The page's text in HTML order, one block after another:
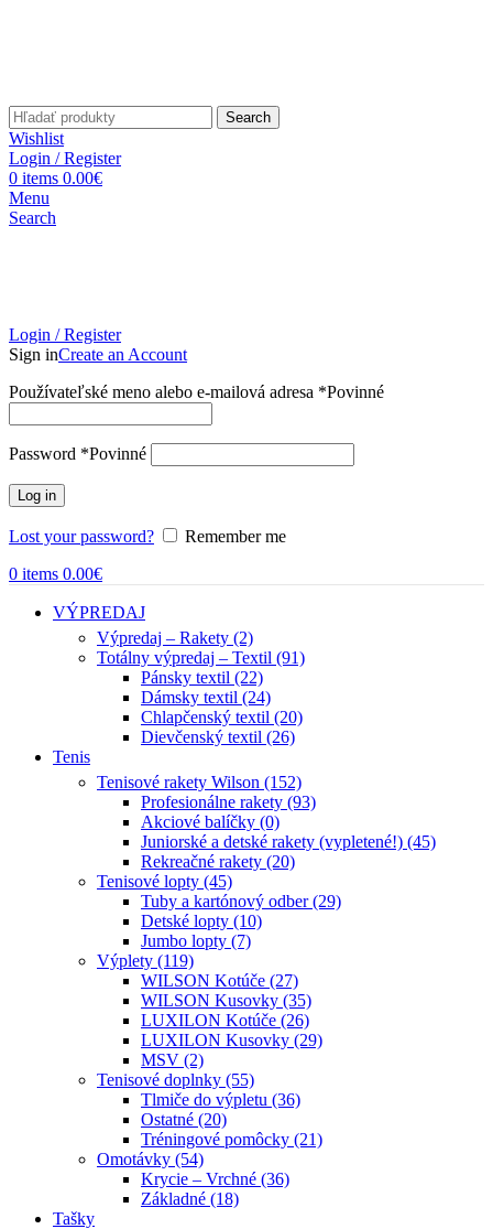
Search
Wishlist
Login / Register
0 items 0.00€
Menu
Search
Login / Register
Sign inCreate an Account
Používateľské meno alebo e-mailová adresa *Povinné
Password *Povinné
Log in
Lost your password?
Remember me
0 items 0.00€
VÝPREDAJ
Výpredaj – Rakety (2)
Totálny výpredaj – Textil (91)
Pánsky textil (22)
Dámsky textil (24)
Chlapčenský textil (20)
Dievčenský textil (26)
Tenis
Tenisové rakety Wilson (152)
Profesionálne rakety (93)
Akciové balíčky (0)
Juniorské a detské rakety (vypletené!) (45)
Rekreačné rakety (20)
Tenisové lopty (45)
Tuby a kartónový odber (29)
Detské lopty (10)
Jumbo lopty (7)
Výplety (119)
WILSON Kotúče (27)
WILSON Kusovky (35)
LUXILON Kotúče (26)
LUXILON Kusovky (29)
MSV (2)
Tenisové doplnky (55)
Tlmiče do výpletu (36)
Ostatné (20)
Tréningové pomôcky (21)
Omotávky (54)
Krycie – Vrchné (36)
Základné (18)
Tašky